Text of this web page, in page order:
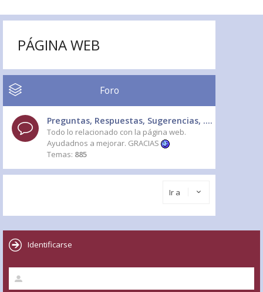
PÁGINA WEB
Foro
Preguntas, Respuestas, Sugerencias, ....
Todo lo relacionado con la página web.
Ayudadnos a mejorar. GRACIAS
Temas: 885
Ir a
Identificarse